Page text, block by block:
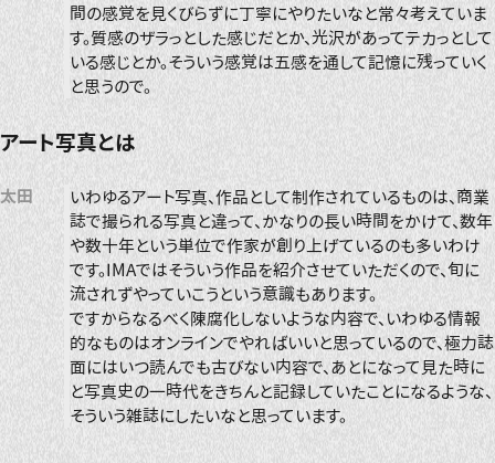
間の感覚を見くびらずに丁寧にやりたいなと常々考えていま
す。質感のザラっとした感じだとか、光沢があってテカっとして
いる感じとか。そういう感覚は五感を通して記憶に残っていく
と思うので。
アート写真とは
太田
いわゆるアート写真、作品として制作されているものは、商業
誌で撮られる写真と違って、かなりの長い時間をかけて、数年
や数十年という単位で作家が創り上げているのも多いわけ
です。IMAではそういう作品を紹介させていただくので、旬に
流されずやっていこうという意識もあります。
ですからなるべく陳腐化しないような内容で、いわゆる情報
的なものはオンラインでやればいいと思っているので、極力誌
面にはいつ読んでも古びない内容で、あとになって見た時に
と写真史の一時代をきちんと記録していたことになるような、
そういう雑誌にしたいなと思っています。